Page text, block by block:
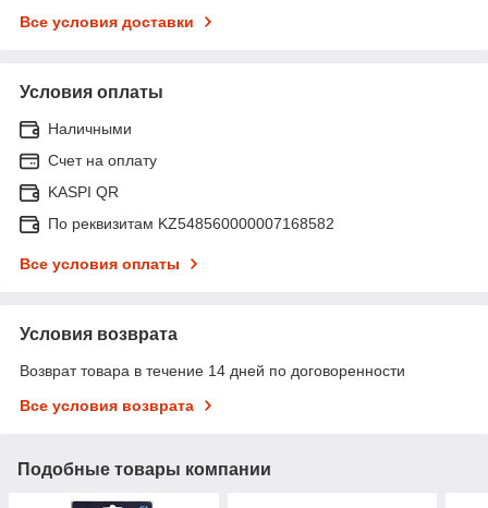
Все условия доставки
Условия оплаты
Наличными
Счет на оплату
KASPI QR
По реквизитам KZ548560000007168582
Все условия оплаты
Условия возврата
Возврат товара в течение 14 дней по договоренности
Все условия возврата
Подобные товары компании